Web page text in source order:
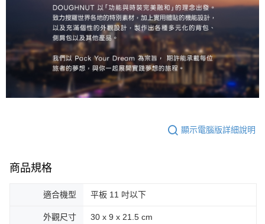
顯示電腦版詳細說明
商品規格
適合機型 平板 11 吋以下
外觀尺寸 30 x 9 x 21.5 cm